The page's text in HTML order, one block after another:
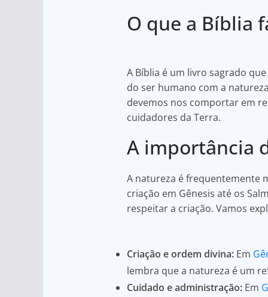
at
A
p
p
c
b
o
o
k
ar
O que a Bíblia
A Bíblia é um livro sagrado
do ser humano com a
devemos nos comportar em
cuidadores da Terra.
A importância
A natureza é frequentemente
criação em Gênesis até os
respeitar a criação. Vamos
Criação e ordem divina: Em
lembra que a natureza é um
Cuidado e administração: Em